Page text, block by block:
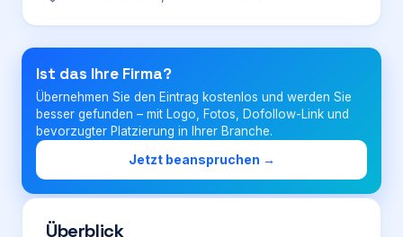
Login
Firma eintragen
Ist das Ihre Firma?
Übernehmen Sie den Eintrag kostenlos und werden Sie
besser gefunden – mit Logo, Fotos, Dofollow-Link und
bevorzugter Platzierung in Ihrer Branche.
Jetzt beanspruchen →
Überblick